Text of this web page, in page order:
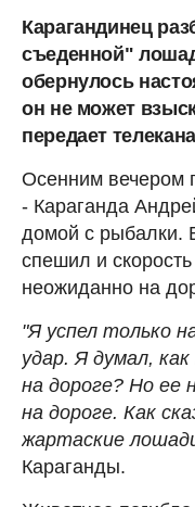
Карагандинец
съеденной"
обернулось
он не может
передает
Осенним вечером
- Караганда
домой с рыбалки.
спешил и
неожиданно на
"Я успел только
удар. Я думал,
на дороге? Но ее
на дороге. Как
жартаские
Караганды.